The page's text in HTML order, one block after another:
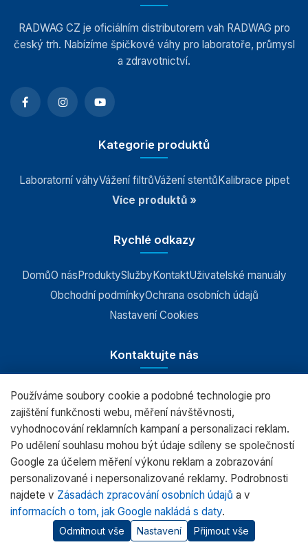
Detektory kontaminace
Indikátory a terminály
Vážící moduly
Antivibrační stoly
Příslušenství k vahám
RADWAG CZ je oficiálním distributorem vah RADWAG pro
český trh. Nabízíme špičkové váhy pro laboratoře, průmysl
a zdravotnictví.
Kategorie produktů
Laboratorní váhyVážení filtrůVážení stentůKalibrace pipet
Více produktů »
Rychlé odkazy
DomůO násProduktySlužbyKontaktUživatelské manuály
Obchodní podmínkyOchrana osobních údajů
Nastavení Cookies
Kontaktujte nás
RADWAG CZ s.r.o., Šumperk
+420 583 210 016
obchod@radwag.cz
(PO - PÁ) 7:00 - 15:30
© 2026 RADWAG.CZ Všechna práva vyhrazena.
Používáme soubory cookie a podobné technologie pro
zajištění funkčnosti webu, měření návštěvnosti,
vyhodnocování reklamních kampaní a personalizaci reklam.
Po udělení souhlasu mohou být údaje sdíleny se společností
Google za účelem měření výkonu reklam a zobrazování
personalizované i nepersonalizované reklamy. Podrobnosti
najdete v Zásadách zpracování osobních údajů a v
informacích o tom, jak Google nakládá s daty.
Odmítnout vše Nastavení Přijmout vše